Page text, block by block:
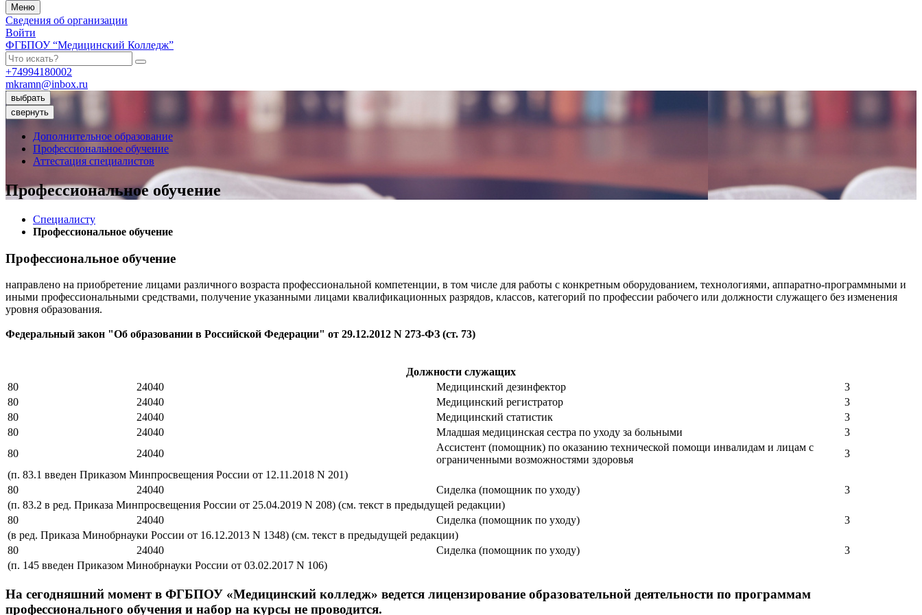
Меню
Сведения об организации
Войти
ФГБПОУ “Медицинский Колледж”
+74994180002
mkramn@inbox.ru
выбрать
свернуть
Дополнительное образование
Профессиональное обучение
Аттестация специалистов
Профессиональное обучение
Специалисту
Профессиональное обучение
Профессиональное обучение
направлено на приобретение лицами различного возраста профессиональной компетенции, в том числе для работы с конкретным оборудованием, технологиями, аппаратно-программными и
иными профессиональными средствами, получение указанными лицами квалификационных разрядов, классов, категорий по профессии рабочего или должности служащего без изменения
уровня образования.
Федеральный закон "Об образовании в Российской Федерации" от 29.12.2012 N 273-ФЗ (ст. 73)
Должности служащих
80
24040 Медицинский дезинфектор
3
80
24040 Медицинский регистратор
3
80
24040 Медицинский статистик
3
80
24040 Младшая медицинская сестра по уходу за больными
3
80
24040
Ассистент (помощник) по оказанию технической помощи инвалидам и лицам с
ограниченными возможностями здоровья
3
(п. 83.1 введен Приказом Минпросвещения России от 12.11.2018 N 201)
80
24040 Сиделка (помощник по уходу)
3
(п. 83.2 в ред. Приказа Минпросвещения России от 25.04.2019 N 208) (см. текст в предыдущей редакции)
80
24040 Сиделка (помощник по уходу)
3
(в ред. Приказа Минобрнауки России от 16.12.2013 N 1348) (см. текст в предыдущей редакции)
80
24040 Сиделка (помощник по уходу)
3
(п. 145 введен Приказом Минобрнауки России от 03.02.2017 N 106)
На сегодняшний момент в ФГБПОУ «Медицинский колледж» ведется лицензирование образовательной деятельности по программам
профессионального обучения и набор на курсы не проводится.